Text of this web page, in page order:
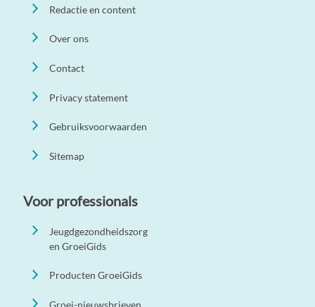
Redactie en content
Over ons
Contact
Privacy statement
Gebruiksvoorwaarden
Sitemap
Voor professionals
Jeugdgezondheidszorg
en GroeiGids
Producten GroeiGids